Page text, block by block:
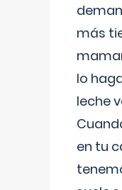
más
lo
leche
en tu